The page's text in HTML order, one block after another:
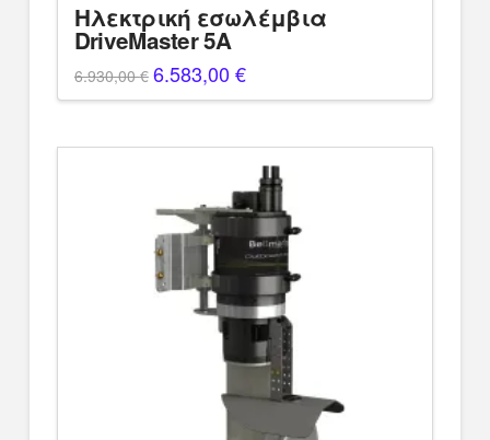
Ηλεκτρική εσωλέμβια
DriveMaster 5A
6.930,00€ Original
price
was:
6.583,00€Η
τρέχουσα
τιμή